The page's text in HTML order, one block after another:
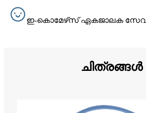
ഇ-കൊമേഴ്‌സ് ഏകജാലക
ചിത്രങ്ങൾ